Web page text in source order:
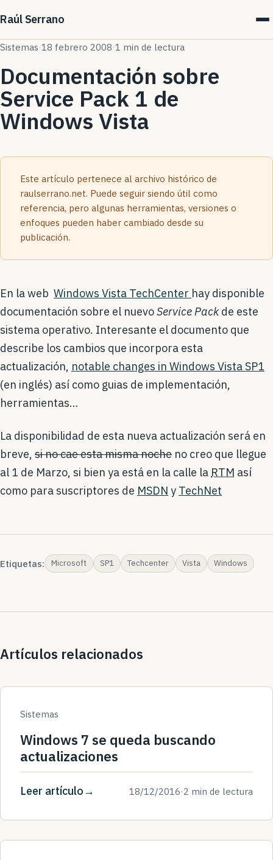
Raúl Serrano
Sistemas·18 febrero 2008·1 min de lectura
Documentación sobre
Service Pack 1 de
Windows Vista
Este artículo pertenece al archivo histórico de
raulserrano.net. Puede seguir siendo útil como
referencia, pero algunas herramientas, versiones o
enfoques pueden haber cambiado desde su
publicación.
En la web Windows Vista TechCenter hay disponible
documentación sobre el nuevoService Packde este
sistema operativo. Interesante el documento que
describe los cambios que incorpora esta
actualización, notable changes in Windows Vista SP1
(en inglés) así como guias de implementación,
herramientas…
La disponibilidad de esta nueva actualización será en
breve, si no cae esta misma noche no creo que llegue
al 1 de Marzo, si bien ya está en la calle la RTM así
como para suscriptores de MSDN y TechNet
Etiquetas: Microsoft SP1 Techcenter Vista Windows
Artículos relacionados
Sistemas
Windows 7 se queda buscando
actualizaciones
Leer artículo 18/12/2016·2 min de lectura